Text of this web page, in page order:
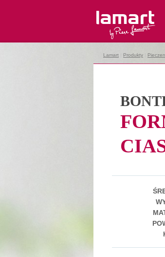
Lamart
Lamart Produkty